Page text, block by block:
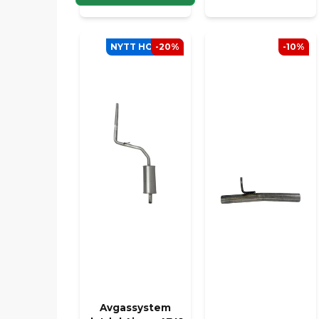
Avgassystem
NYTT HOS SCP
-20% -10%